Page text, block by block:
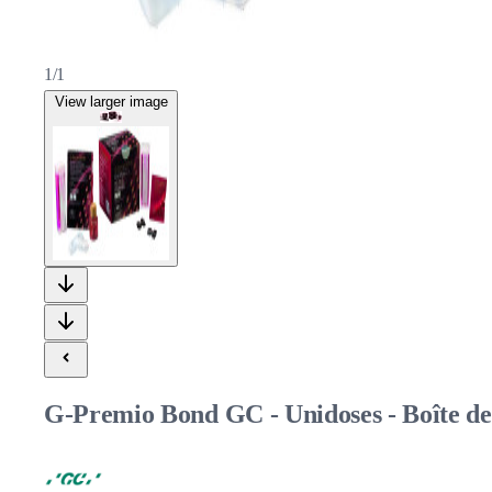
1/1
View larger image
G-Premio Bond GC - Unidoses - Boîte